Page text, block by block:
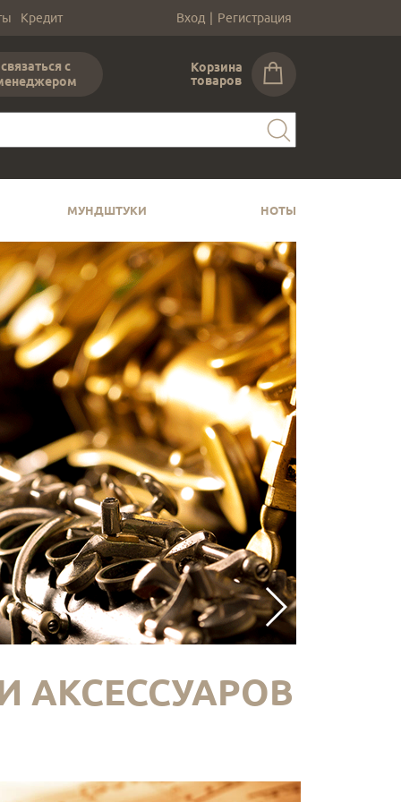
Кредит Вход | Регистрация
связаться с
Корзина
товаров
МУНДШТУКИ НОТЫ
АКСЕССУАРОВ